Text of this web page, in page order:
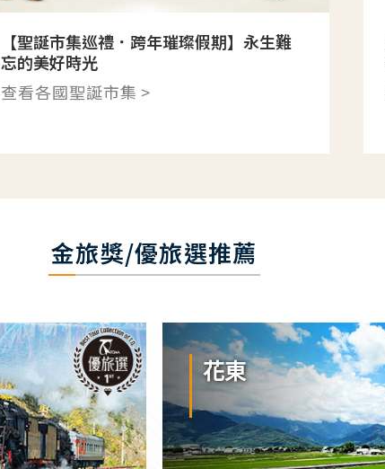
【聖誕市集巡禮．跨年璀璨假期】永生難
忘的美好時光
查看各國聖誕市集 >
金旅獎/優旅選推薦
花東